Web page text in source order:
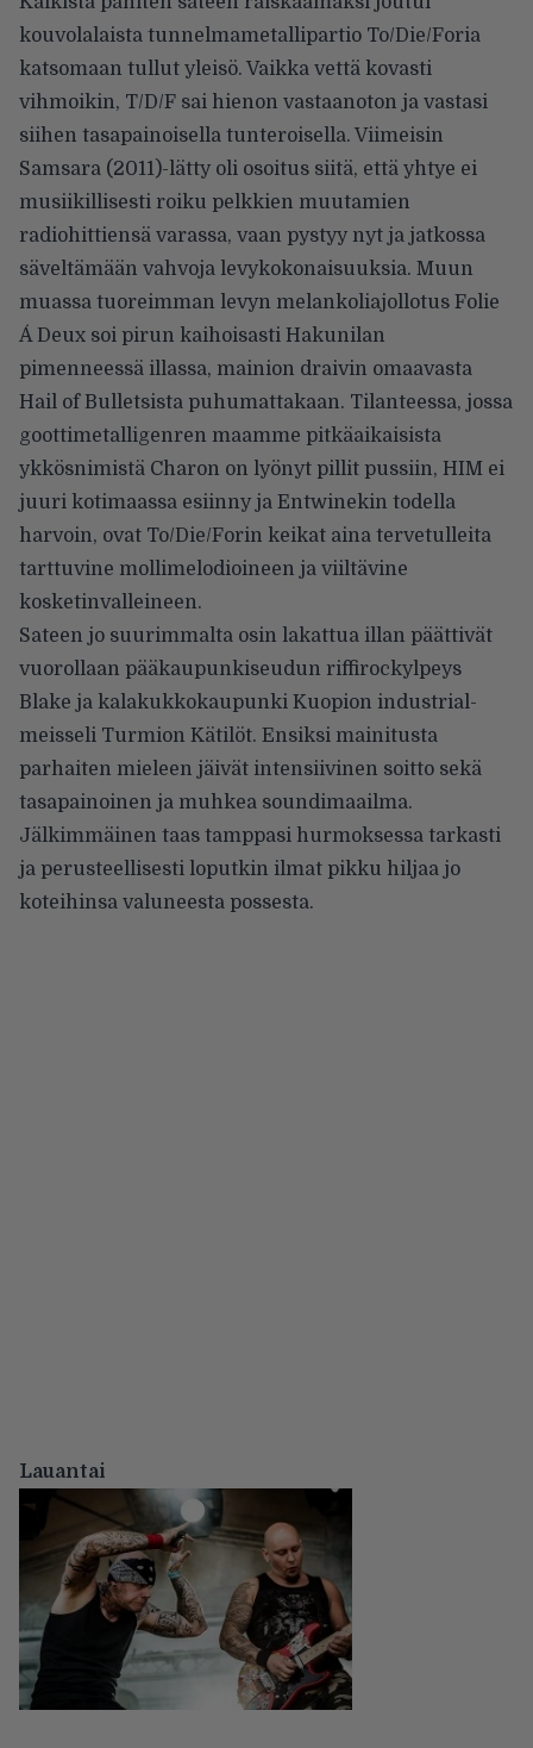
kouvolalaista tunnelmametallipartio To/Die/Foria
katsomaan tullut yleisö. Vaikka vettä kovasti
vihmoikin, T/D/F sai hienon vastaanoton ja vastasi
siihen tasapainoisella tunteroisella. Viimeisin
Samsara (2011)-lätty oli osoitus siitä, että yhtye ei
musiikillisesti roiku pelkkien muutamien
radiohittiensä varassa, vaan pystyy nyt ja jatkossa
säveltämään vahvoja levykokonaisuuksia. Muun
muassa tuoreimman levyn melankoliajollotus Folie
Á Deux soi pirun kaihoisasti Hakunilan
pimenneessä illassa, mainion draivin omaavasta
Hail of Bulletsista puhumattakaan. Tilanteessa, jossa
goottimetalligenren maamme pitkäaikaisista
ykkösnimistä Charon on lyönyt pillit pussiin, HIM ei
juuri kotimaassa esiinny ja Entwinekin todella
harvoin, ovat To/Die/Forin keikat aina tervetulleita
tarttuvine mollimelodioineen ja viiltävine
kosketinvalleineen.
Sateen jo suurimmalta osin lakattua illan päättivät
vuorollaan pääkaupunkiseudun riffirockylpeys
Blake ja kalakukkokaupunki Kuopion industrial-
meisseli Turmion Kätilöt. Ensiksi mainitusta
parhaiten mieleen jäivät intensiivinen soitto sekä
tasapainoinen ja muhkea soundimaailma.
Jälkimmäinen taas tamppasi hurmoksessa tarkasti
ja perusteellisesti loputkin ilmat pikku hiljaa jo
koteihinsa valuneesta possesta.
Lauantai